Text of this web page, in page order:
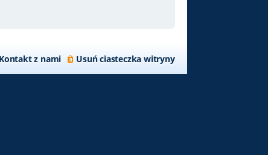
Usuń ciasteczka witryny
Kontakt z nami